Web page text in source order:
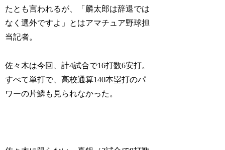
たとも言われるが、「麟太郎は辞退では
なく選外ですよ」とはアマチュア野球担
当記者。
佐々木は今回、計4試合で16打数6安打。
すべて単打で、高校通算140本塁打のパ
ワーの片鱗も見られなかった。